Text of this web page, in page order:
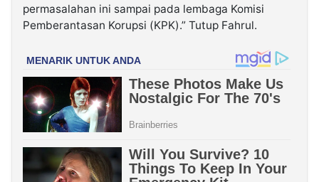
permasalahan ini sampai pada lembaga Komisi
Pemberantasan Korupsi (KPK).” Tutup Fahrul.